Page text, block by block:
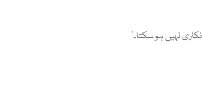
نہیں ہو سکتا۔‘